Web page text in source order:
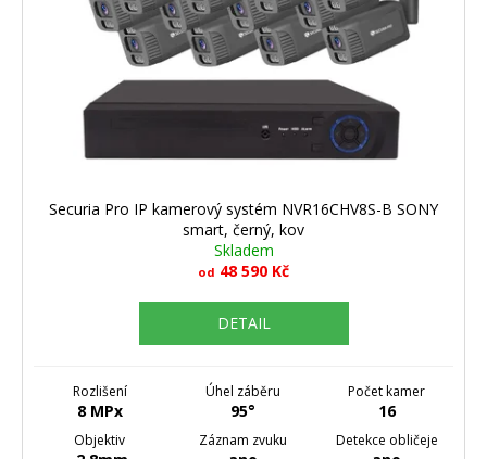
Securia Pro IP kamerový systém NVR16CHV8S-B SONY
smart, černý, kov
Skladem
od 48 590 Kč
DETAIL
Rozlišení
8 MPx
Úhel záběru
95°
Počet kamer
16
Objektiv Záznam zvuku Detekce obličeje